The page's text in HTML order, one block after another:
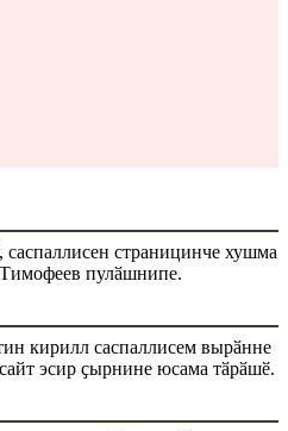
страницинче хушма
пулӑшнипе.
кирилл саспаллисем вырӑнне
эсир ҫырнине юсама тӑрӑшӗ.